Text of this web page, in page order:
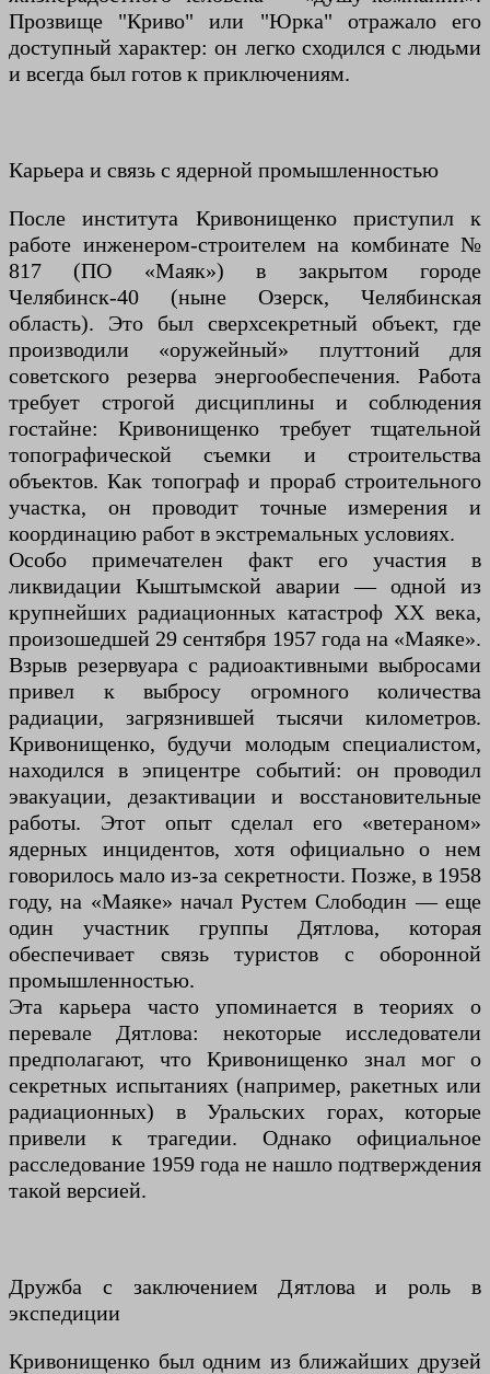
Прозвище "Криво" или "Юрка" отражало его
доступный характер: он легко сходился с людьми
и всегда был готов к приключениям.
Карьера и связь с ядерной промышленностью
После института Кривонищенко приступил к
работе инженером-строителем на комбинате №
817 (ПО «Маяк») в закрытом городе
Челябинск-40 (ныне Озерск, Челябинская
область). Это был сверхсекретный объект, где
производили «оружейный» плуттоний для
советского резерва энергообеспечения. Работа
требует строгой дисциплины и соблюдения
гостайне: Кривонищенко требует тщательной
топографической съемки и строительства
объектов. Как топограф и прораб строительного
участка, он проводит точные измерения и
координацию работ в экстремальных условиях.
Особо примечателен факт его участия в
ликвидации Кыштымской аварии — одной из
крупнейших радиационных катастроф XX века,
произошедшей 29 сентября 1957 года на «Маяке».
Взрыв резервуара с радиоактивными выбросами
привел к выбросу огромного количества
радиации, загрязнившей тысячи километров.
Кривонищенко, будучи молодым специалистом,
находился в эпицентре событий: он проводил
эвакуации, дезактивации и восстановительные
работы. Этот опыт сделал его «ветераном»
ядерных инцидентов, хотя официально о нем
говорилось мало из-за секретности. Позже, в 1958
году, на «Маяке» начал Рустем Слободин — еще
один участник группы Дятлова, которая
обеспечивает связь туристов с оборонной
промышленностью.
Эта карьера часто упоминается в теориях о
перевале Дятлова: некоторые исследователи
предполагают, что Кривонищенко знал мог о
секретных испытаниях (например, ракетных или
радиационных) в Уральских горах, которые
привели к трагедии. Однако официальное
расследование 1959 года не нашло подтверждения
такой версией.
Дружба с заключением Дятлова и роль в
экспедиции
Кривонищенко был одним из ближайших друзей